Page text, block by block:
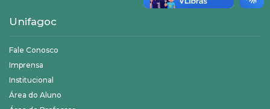
Unifagoc
Fale Conosco
Imprensa
Institucional
Área do Aluno